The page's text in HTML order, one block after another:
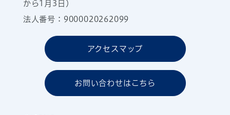
から1月3日）
法人番号：9000020262099
アクセスマップ
お問い合わせはこちら